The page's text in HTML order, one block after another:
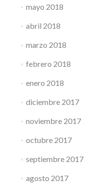
mayo 2018
abril 2018
marzo 2018
febrero 2018
enero 2018
diciembre 2017
noviembre 2017
octubre 2017
septiembre 2017
agosto 2017